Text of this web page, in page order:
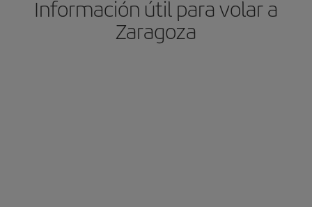
Información útil para volar a
Zaragoza